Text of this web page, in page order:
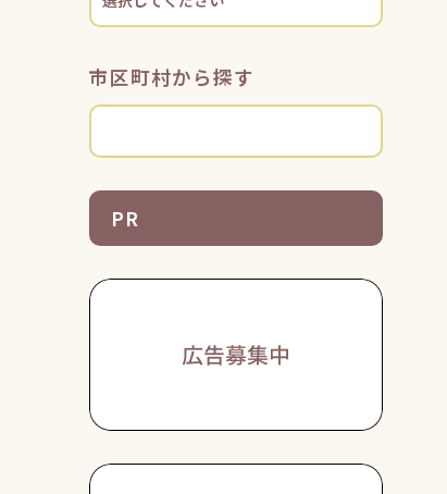
市区町村から探す
PR